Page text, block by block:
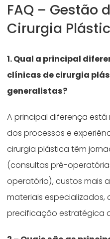
FAQ – Gestão
Cirurgia
1. Qual a principal
clínicas de cirurgia
generalistas?
A principal diferença
dos processos e
cirurgia plástica têm
(consultas pré-
operatório), custos mais
materiais especializados,
precificação estratégica